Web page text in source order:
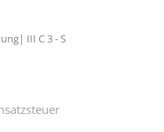
III C 3 - S